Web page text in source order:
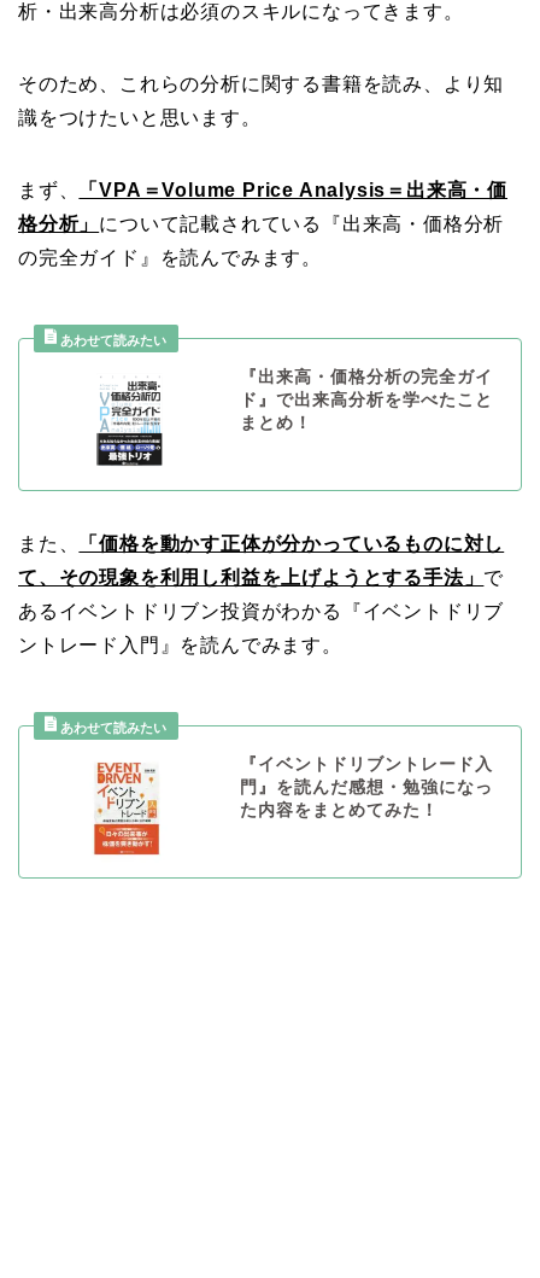
析・出来高分析は必須のスキルになってきます。
そのため、これらの分析に関する書籍を読み、より知
識をつけたいと思います。
まず、
「VPA＝Volume Price Analysis＝出来高・価
格分析」 について記載されている『出来高・価格分析
の完全ガイド』を読んでみます。
『出来高・価格分析の完全ガイ
ド』で出来高分析を学べたこと
まとめ！
また、
「価格を動かす正体が分かっているものに対し
て、その現象を利用し利益を上げようとする手法」 で
あるイベントドリブン投資がわかる『イベントドリブ
ントレード入門』を読んでみます。
『イベントドリブントレード入
門』を読んだ感想・勉強になっ
た内容をまとめてみた！